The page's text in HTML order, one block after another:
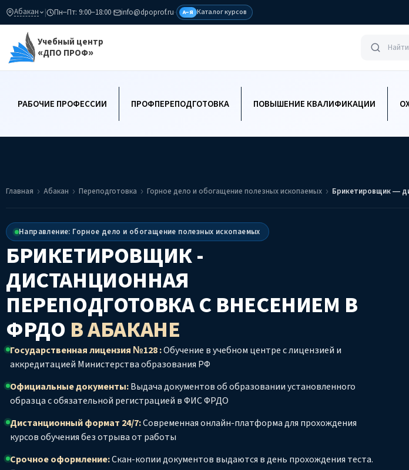
Абакан | Пн–Пт: 9:00–18:00· info@dpoprof.ru· А–Я Каталог курсов
Учебный центр
«ДПО ПРОФ»
РАБОЧИЕ ПРОФЕССИИ ПРОФПЕРЕПОДГОТОВКА ПОВЫШЕНИЕ КВАЛИФИКАЦИИ
Главная Абакан Переподготовка Горное дело и обогащение полезных ископаемых Брикетировщик —
Направление: Горное дело и обогащение полезных ископаемых
БРИКЕТИРОВЩИК -
ДИСТАНЦИОННАЯ
ПЕРЕПОДГОТОВКА С ВНЕСЕНИЕМ В
ФРДО В АБАКАНЕ
Государственная лицензия №128 :Обучение в учебном центре с лицензией и
аккредитацией Министерства образования РФ
Официальные документы:Выдача документов об образовании установленного
образца с обязательной регистрацией в ФИС ФРДО
Дистанционный формат 24/7:Современная онлайн-платформа для прохождения
курсов обучения без отрыва от работы
Срочное оформление:Скан-копии документов выдаются в день прохождения теста.